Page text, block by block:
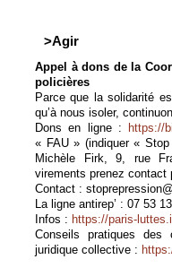
>Agir
Appel à dons de la
policières
Parce que la solidarité
qu’à nous isoler,
Dons en ligne :
https://
« FAU » (indiquer «
Michèle Firk, 9, rue
virements prenez contact
Contact :
La ligne antirep’ : 07 53
Infos : https://paris-
Conseils pratiques des
juridique collective :